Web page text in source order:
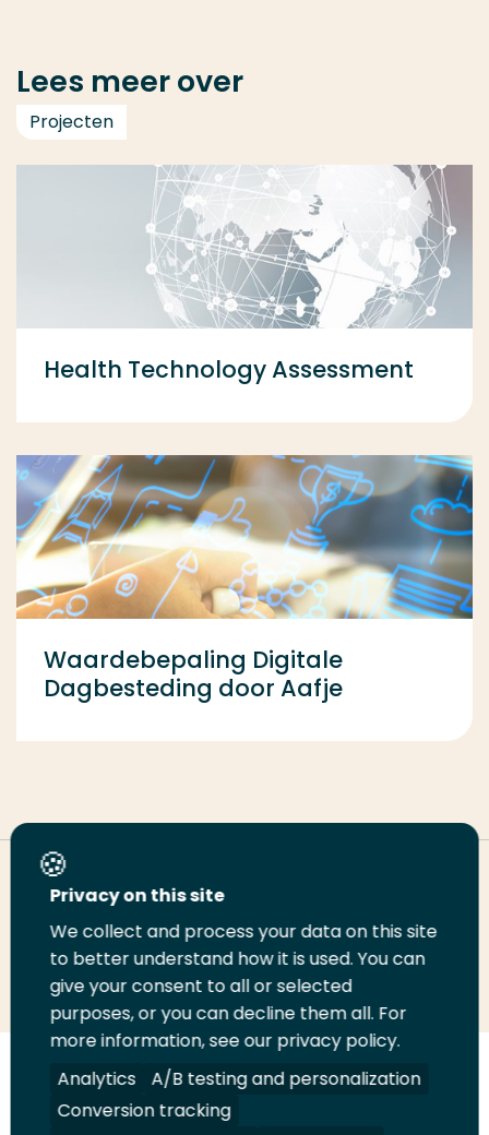
Lees meer over
Projecten
Health Technology Assessment
Waardebepaling Digitale
Dagbesteding door Aafje
Deel deze pagina
Deel
LinkedIn
Deel
op
Twitter
Deel
op
Facebook
Email
deze
pagina
Print
deze
pagina
Volg
ons
Volg
ons
Volg
ons
Volg
ons
Privacy on this site
We collect and process your data on this site
to better understand how it is used. You can
give your consent to all or selected
purposes, or you can decline them all. For
more information, see our privacy policy.
Analytics
A/B testing and personalization
Conversion tracking